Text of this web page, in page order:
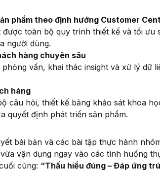
phẩm theo định hướng Customer
được toàn bộ quy trình thiết kế và tối ưu
người dùng.
hàng chuyên sâu
vấn, khai thác insight và xử lý dữ
hàng
câu hỏi, thiết kế bảng khảo sát khoa
quyết định phát triển sản phẩm.
bài bản và các bài tập thực hành
vận dụng ngay vào các tình huống
cùng: “Thấu hiểu đúng – Đáp ứng